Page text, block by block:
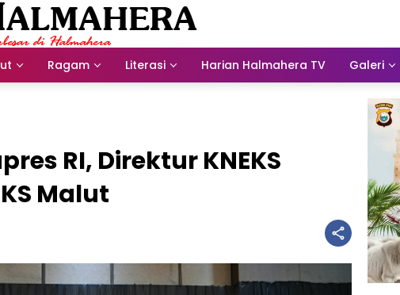
Ragam Literasi Harian Halmahera TV Galeri
RI, Direktur KNEKS
Malut